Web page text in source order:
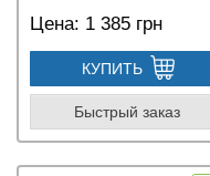
Цена: 1 385 грн
КУПИТЬ
Быстрый заказ